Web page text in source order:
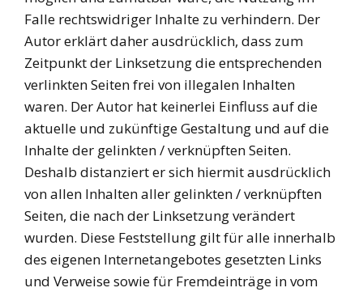
Falle rechtswidriger Inhalte zu verhindern. Der
Autor erklärt daher ausdrücklich, dass zum
Zeitpunkt der Linksetzung die entsprechenden
verlinkten Seiten frei von illegalen Inhalten
waren. Der Autor hat keinerlei Einfluss auf die
aktuelle und zukünftige Gestaltung und auf die
Inhalte der gelinkten / verknüpften Seiten.
Deshalb distanziert er sich hiermit ausdrücklich
von allen Inhalten aller gelinkten / verknüpften
Seiten, die nach der Linksetzung verändert
wurden. Diese Feststellung gilt für alle innerhalb
des eigenen Internetangebotes gesetzten Links
und Verweise sowie für Fremdeinträge in vom